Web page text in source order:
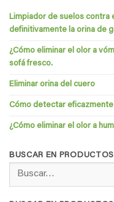
Limpiador de suelos contra
definitivamente la orina de
¿Cómo eliminar el olor a
sofá fresco.
Eliminar orina del cuero
Cómo detectar eficazmente
¿Cómo eliminar el olor a
BUSCAR EN PRODUCTOS
por: